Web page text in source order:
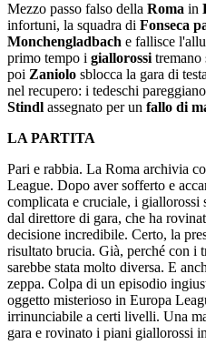
Mezzo passo falso della Roma in
infortuni, la squadra di Fonseca
Monchengladbach e fallisce
primo tempo i giallorossi tremano
poi Zaniolo sblocca la gara di
nel recupero: i tedeschi
Stindl assegnato per un fallo di
LA PARTITA
Pari e rabbia. La Roma archivia
League. Dopo aver sofferto e
complicata e cruciale, i
dal direttore di gara, che ha
decisione incredibile. Certo, la
risultato brucia. Già, perché con i
sarebbe stata molto diversa. E
zeppa. Colpa di un episodio
oggetto misterioso in Europa
irrinunciabile a certi livelli. Una
gara e rovinato i piani giallorossi